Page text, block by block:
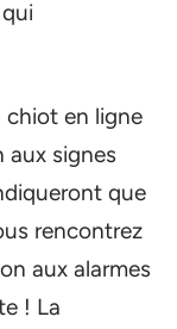
chiot en ligne
signes
que
rencontrez
aux alarmes
! La